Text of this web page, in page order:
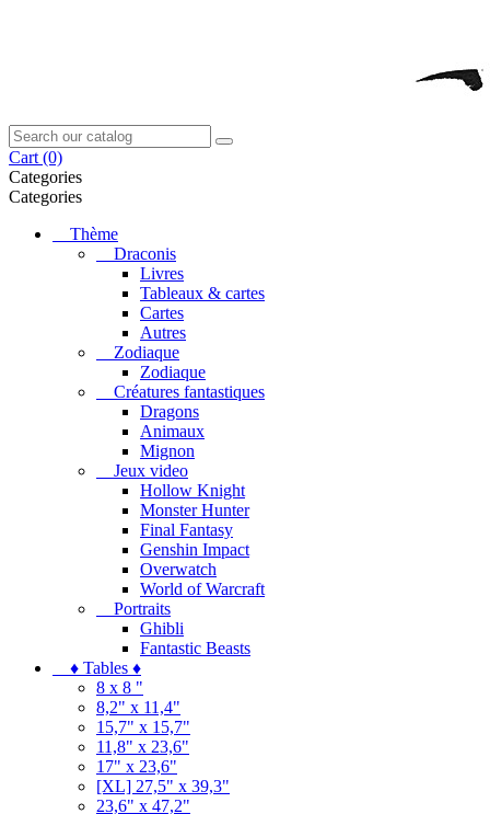
Cart (0)
Categories
Categories
Thème
Draconis
Livres
Tableaux & cartes
Cartes
Autres
Zodiaque
Zodiaque
Créatures fantastiques
Dragons
Animaux
Mignon
Jeux video
Hollow Knight
Monster Hunter
Final Fantasy
Genshin Impact
Overwatch
World of Warcraft
Portraits
Ghibli
Fantastic Beasts
♦ Tables ♦
8 x 8 "
8,2" x 11,4"
15,7" x 15,7"
11,8" x 23,6"
17" x 23,6"
[XL] 27,5" x 39,3"
23,6" x 47,2"